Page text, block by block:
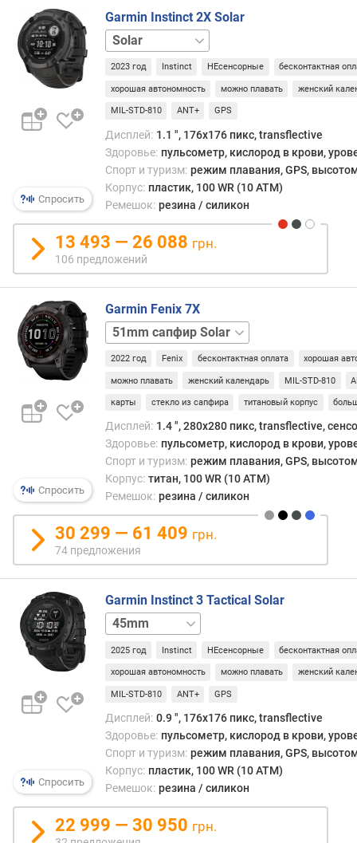
е
с
т
в
у
р
е
ж
е
н
и
й
д
и
а
г
о
а
л
)
P
(
p
p
i
)
м
к
ь
а
к
к
Спросить
Garmin Instinct 2X Solar
Solar
Tactical
2023 год Instinct НЕсенсорные бесконтактная
хорошая автономность можно плавать женский
MIL-STD-810 ANT+ GPS
Дисплей: 1.1 ", 176x176 пикс, transflective
Здоровье: пульсометр, кислород в крови,
Спорт и туризм: режим плавания, GPS,
Корпус: пластик, 100 WR (10 ATM)
Ремешок: резина / силикон
13 493 — 26 088 грн.
106 предложений
Спросить
Garmin Fenix 7X
51mm
Solar
2022 год Fenix бесконтактная оплата хорошая
можно плавать женский календарь MIL-STD-810
карты стекло из сапфира титановый корпус
Дисплей: 1.4 ", 280x280 пикс, transflective,
Здоровье: пульсометр, кислород в крови,
Спорт и туризм: режим плавания, GPS,
Корпус: титан, 100 WR (10 ATM)
Ремешок: резина / силикон
30 299 — 61 409 грн.
74 предложения
Спросить
Garmin Instinct 3 Tactical Solar
50mm
2025 год Instinct НЕсенсорные бесконтактная
хорошая автономность можно плавать женский
MIL-STD-810 ANT+ GPS
Дисплей: 0.9 ", 176x176 пикс, transflective
Здоровье: пульсометр, кислород в крови,
Спорт и туризм: режим плавания, GPS,
Корпус: пластик, 100 WR (10 ATM)
Ремешок: резина / силикон
22 999 — 30 950 грн.